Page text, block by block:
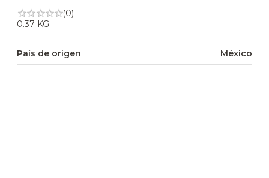
(0)
0.37 KG
País de origen México